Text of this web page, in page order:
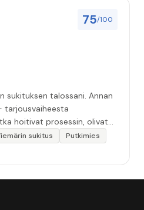
75/100
sukituksen talossani. Annan
tarjousvaiheesta
hoitivat prosessin, olivat
Remontin jälkeen
suorittamisesta oli
sukitus
Putkimies